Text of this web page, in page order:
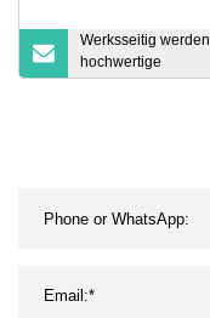
Werksseitig werden
hochwertige
Bremsbeläge und